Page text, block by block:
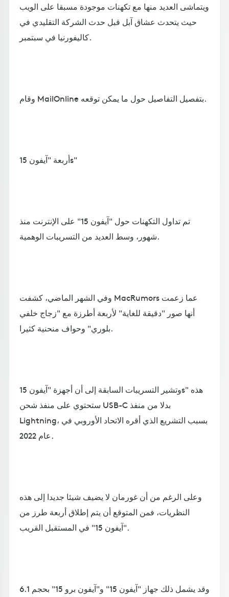
ويتماشى العديد منها مع تكهنات موجودة مسبقا على الويب
حيث يتحدث عشاق آبل قبل حدث الشركة التقليدي في
كاليفورنيا في سبتمبر.
وقام MailOnline بتفصيل التفاصيل حول ما يمكن توقعه.
أربعة "آيفون 15s"
تم تداول التكهنات حول "آيفون 15" على الإنترنت منذ
شهور، وسط العديد من التسريبات الوهمية.
وفي الشهر الماضي، كشفت MacRumors عما زعمت
أنها صور "دقيقة للغاية" لأربعة أطرزة مع "زجاج خلفي
بلوري" وحواف منحنية كثيرا.
وتشير التسريبات السابقة إلى أن أجهزة "آيفون 15s" هذه
ستحتوي على منفذ شحن USB-C بدلا من منفذ
Lightning، بسبب التشريع الذي أقره الاتحاد الأوروبي في
عام 2022.
وعلى الرغم من أن غورمان لا يضيف شيئا جديدا إلى هذه
النظريات، فمن المتوقع أن يتم إطلاق أربعة طرز من
"آيفون 15" في المستقبل القريب.
وقد يشمل ذلك جهاز "آيفون 15" و"آيفون برو 15" بحجم 6.1